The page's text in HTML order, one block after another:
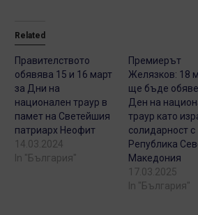
Related
Правителството
обявява 15 и 16 март
за Дни на
национален траур в
памет на Светейшия
патриарх Неофит
14.03.2024
In "България"
Премиерът
Желязков: 18
ще бъде
Ден на
траур като
солидарност с
Република
Македония
17.03.2025
In "България"